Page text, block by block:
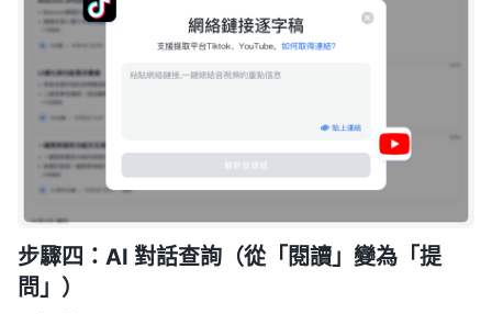
步驟四：AI 對話查詢（從「閱讀」變為「提
問」）